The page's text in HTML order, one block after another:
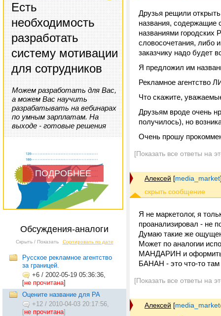
Есть
необходимость
разработать
систему мотивации
для сотрудников
Можем разработать для Вас,
а можем Вас научить
разрабатывать на вебинарах
по умным зарплатам. На
выходе - готовые решения
ПОДРОБНЕЕ
Обсуждения-аналоги
Скрыть / Показать Сортировать по дате
Русское рекламное агентство
за границей.
+6 / 2002-05-19 05:36:36,
[не прочитана]
Оцените название для РА
+12 / 2010-04-03 20:17:56,
[не прочитана]
Друзья рещили
названия, содержащие
названиями
словосочетания, либо
заказчику надо будет
Я предложил им
Рекламное агентство
Что скажите,
Друзьям вроде очень
получилось), но
Очень прошу
[Показать все ответы на
Алексей [media_market
Я не маркетолог, я
проанализировал - не
Думаю такие же
Может по аналогии
МАНДАРИН и оформить
БАНАН - это что-то
[Показать все ответы на
Алексей [